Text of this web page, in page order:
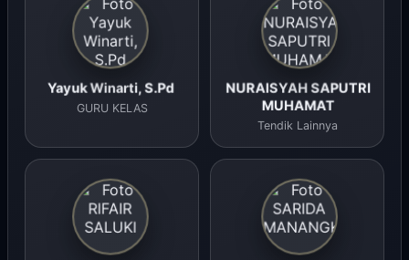
Yayuk Winarti, S.Pd
GURU KELAS
NURAISYAH SAPUTRI
MUHAMAT
Tendik Lainnya